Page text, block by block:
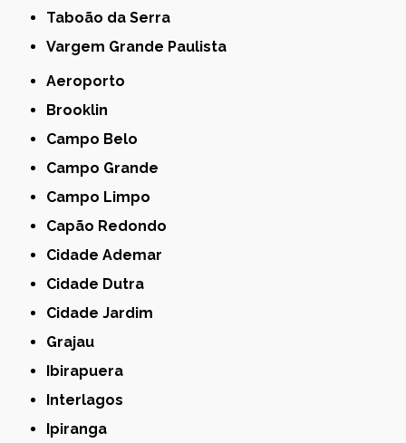
Taboão da Serra
Vargem Grande Paulista
Aeroporto
Brooklin
Campo Belo
Campo Grande
Campo Limpo
Capão Redondo
Cidade Ademar
Cidade Dutra
Cidade Jardim
Grajau
Ibirapuera
Interlagos
Ipiranga